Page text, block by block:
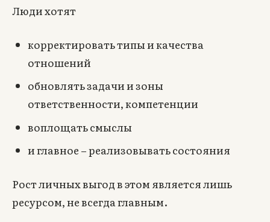
Люди хотят
корректировать типы и качества
отношений
обновлять задачи и зоны
ответственности, компетенции
воплощать смыслы
и главное – реализовывать состояния
Рост личных выгод в этом является лишь
ресурсом, не всегда главным.